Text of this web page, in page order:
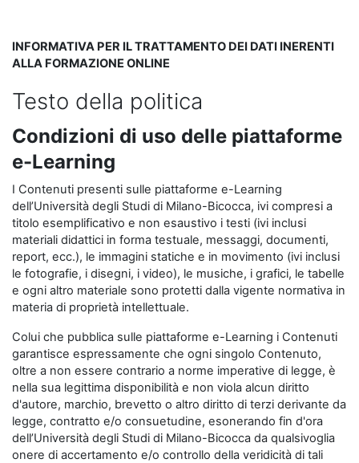
INFORMATIVA PER IL TRATTAMENTO DEI DATI INERENTI
ALLA FORMAZIONE ONLINE
Testo della politica
Condizioni di uso delle piattaforme
e-Learning
I Contenuti presenti sulle piattaforme e-Learning
dell’Università degli Studi di Milano-Bicocca, ivi compresi a
titolo esemplificativo e non esaustivo i testi (ivi inclusi
materiali didattici in forma testuale, messaggi, documenti,
report, ecc.), le immagini statiche e in movimento (ivi inclusi
le fotografie, i disegni, i video), le musiche, i grafici, le tabelle
e ogni altro materiale sono protetti dalla vigente normativa in
materia di proprietà intellettuale.
Colui che pubblica sulle piattaforme e-Learning i Contenuti
garantisce espressamente che ogni singolo Contenuto,
oltre a non essere contrario a norme imperative di legge, è
nella sua legittima disponibilità e non viola alcun diritto
d'autore, marchio, brevetto o altro diritto di terzi derivante da
legge, contratto e/o consuetudine, esonerando fin d'ora
dell’Università degli Studi di Milano-Bicocca da qualsivoglia
onere di accertamento e/o controllo della veridicità di tali